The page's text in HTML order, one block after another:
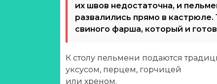
их швов недостаточна, и
развалились прямо в
свиного фарша, который и
К столу пельмени подаются
уксусом, перцем, горчицей
или хреном.